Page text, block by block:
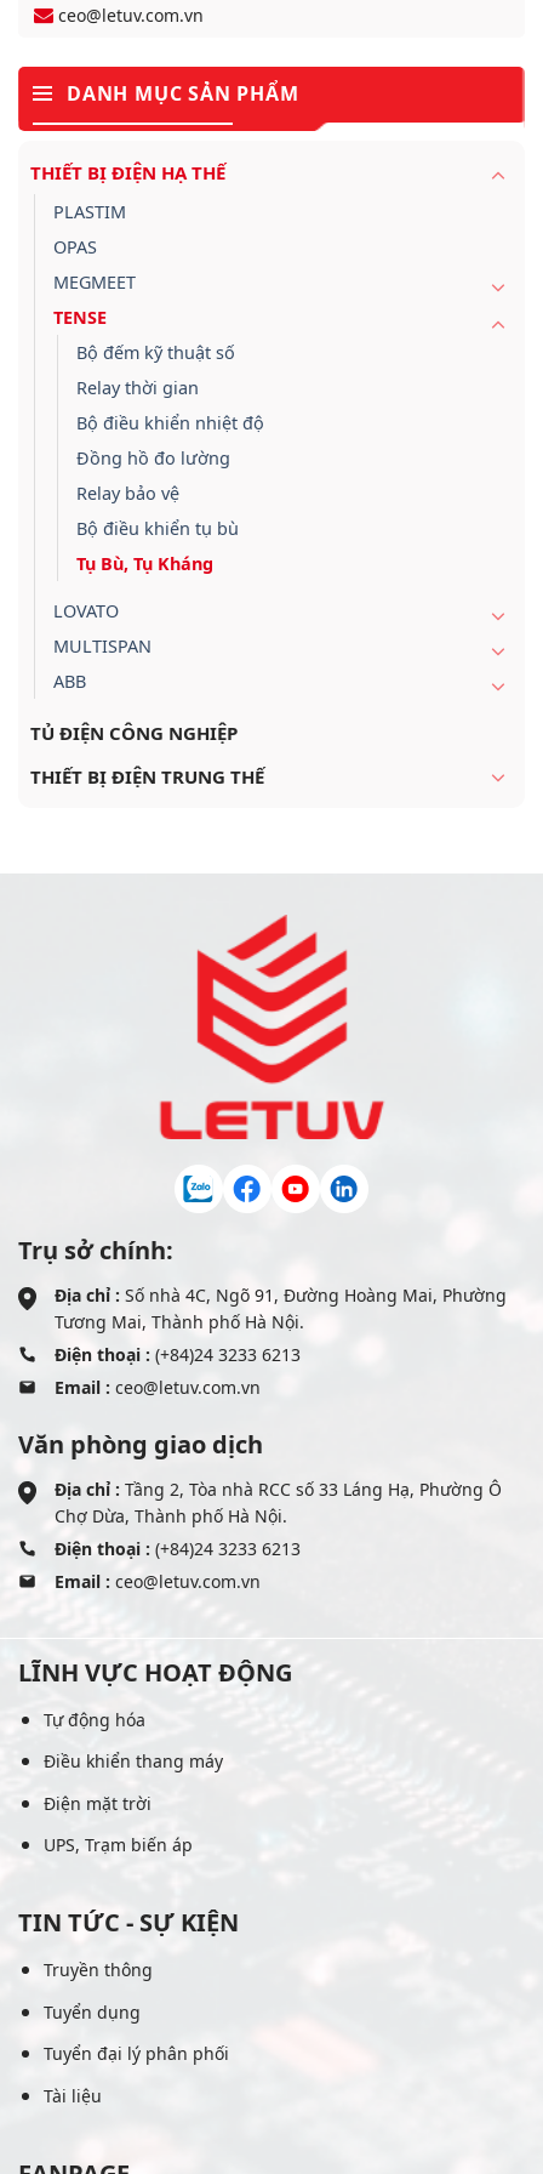
ceo@letuv.com.vn
DANH MỤC SẢN PHẨM
THIẾT BỊ ĐIỆN HẠ THẾ
PLASTIM
OPAS
MEGMEET
TENSE
Bộ đếm kỹ thuật số
Relay thời gian
Bộ điều khiển nhiệt độ
Đồng hồ đo lường
Relay bảo vệ
Bộ điều khiển tụ bù
Tụ Bù, Tụ Kháng
LOVATO
MULTISPAN
ABB
TỦ ĐIỆN CÔNG NGHIỆP
THIẾT BỊ ĐIỆN TRUNG THẾ
Trụ sở chính:
Địa chỉ : Số nhà 4C, Ngõ 91, Đường Hoàng Mai, Phường
Tương Mai, Thành phố Hà Nội.
Điện thoại : (+84)24 3233 6213
Email : ceo@letuv.com.vn
Văn phòng giao dịch
Địa chỉ : Tầng 2, Tòa nhà RCC số 33 Láng Hạ, Phường Ô
Chợ Dừa, Thành phố Hà Nội.
Điện thoại : (+84)24 3233 6213
Email : ceo@letuv.com.vn
LĨNH VỰC HOẠT ĐỘNG
Tự động hóa
Điều khiển thang máy
Điện mặt trời
UPS, Trạm biến áp
TIN TỨC - SỰ KIỆN
Truyền thông
Tuyển dụng
Tuyển đại lý phân phối
Tài liệu